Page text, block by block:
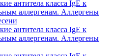
антитела класса IgE к
аллергенам. Аллергены
антитела класса IgE к
аллергенам. Аллергены